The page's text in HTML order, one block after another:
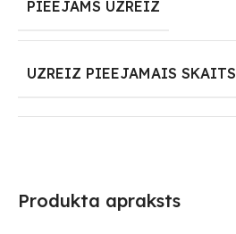
Produkta apraksts
PIEEJAMS UZREIZ
UZREIZ PIEEJAMAIS SKAITS